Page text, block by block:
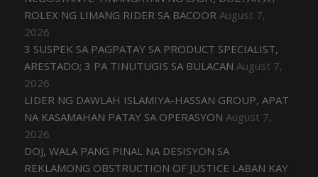
ROLEX NG LIMANG RIDER SA BACOOR August 7,
2026
3 SUSPEK SA PAGPATAY SA PRODUCT SPECIALIST,
ARESTADO; 3 PA TINUTUGIS SA BULACAN August 7,
2026
LIDER NG DAWLAH ISLAMIYA-HASSAN GROUP, APAT
NA KASAMAHAN PATAY SA OPERASYON August 7,
2026
DOJ, WALA PANG PINAL NA DESISYON SA
REKLAMONG OBSTRUCTION OF JUSTICE LABAN KAY